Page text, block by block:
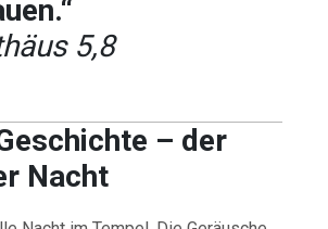
5,8
– der
Nacht